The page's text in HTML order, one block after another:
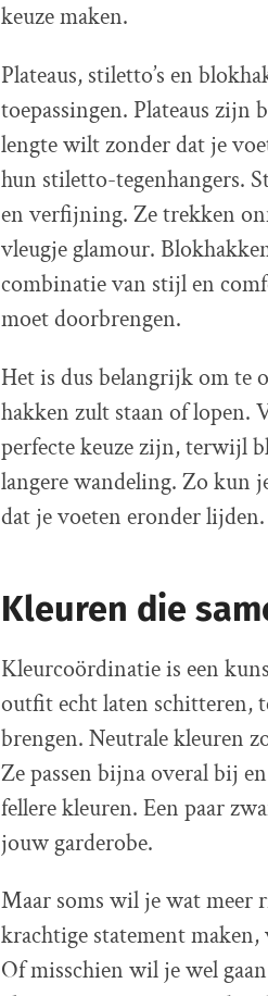
keuze maken.
Plateaus, stiletto’s en
toepassingen. Plateaus zijn
lengte wilt zonder dat je
hun stiletto-tegenhangers.
en verfijning. Ze trekken
vleugje glamour.
combinatie van stijl en
moet doorbrengen.
Het is dus belangrijk om te
hakken zult staan of lopen.
perfecte keuze zijn, terwijl
langere wandeling. Zo kun
dat je voeten eronder lijden.
Kleuren die
Kleurcoördinatie is een
outfit echt laten schitteren,
brengen. Neutrale kleuren
Ze passen bijna overal bij
fellere kleuren. Een paar
jouw garderobe.
Maar soms wil je wat meer
krachtige statement
Of misschien wil je wel